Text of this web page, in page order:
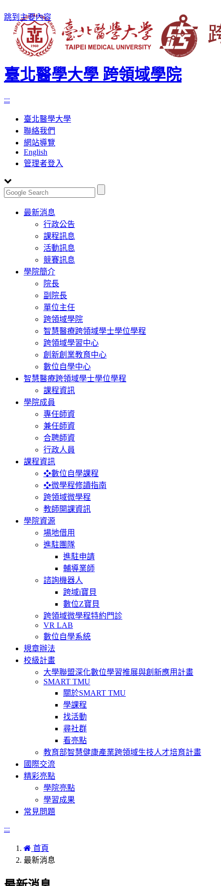
跳到主要內容
臺北醫學大學 跨領域學院
:::
臺北醫學大學
聯絡我們
網站導覽
English
管理者登入
Toggle
navigation
最新消息
行政公告
課程訊息
活動訊息
競賽訊息
學院簡介
院長
副院長
單位主任
跨領域學院
智慧醫療跨領域學士學位學程
跨領域學習中心
創新創業教育中心
數位自學中心
智慧醫療跨領域學士學位學程
課程資訊
學院成員
專任師資
兼任師資
合聘師資
行政人員
課程資訊
❖數位自學課程
❖微學程修讀指南
跨領域微學程
教師開課資訊
學院資源
場地借用
進駐團隊
進駐申請
輔導業師
諮詢機器人
跨域i寶貝
數位Z寶貝
跨領域微學程特約門診
VR LAB
數位自學系統
規章辦法
校級計畫
大學聯盟深化數位學習推展與創新應用計畫
SMART TMU
關於SMART TMU
學課程
找活動
尋社群
看亮點
教育部智慧健康產業跨領域生技人才培育計畫
國際交流
精彩亮點
學院亮點
學習成果
常見問題
:::
首頁
最新消息